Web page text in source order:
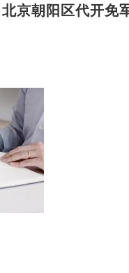
北京朝阳区代开免